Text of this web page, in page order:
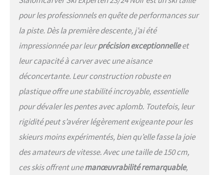
pour les professionnels en quête de performances sur
la piste. Dès la première descente, j’ai été
impressionnée par leurprécision exceptionnelleet
leur capacité à carver avec une aisance
déconcertante. Leur construction robuste en
plastique offre une stabilité incroyable, essentielle
pour dévaler les pentes avec aplomb. Toutefois, leur
rigidité peut s’avérer légèrement exigeante pour les
skieurs moins expérimentés, bien qu’elle fasse la joie
des amateurs de vitesse. Avec une taille de 150 cm,
ces skis offrent unemanœuvrabilité remarquable,